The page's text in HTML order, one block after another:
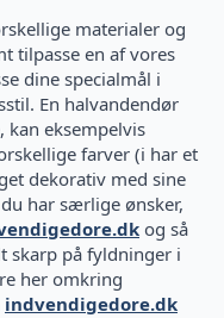
materialer og
tilpasse en af vores
dine specialmål i
En halvandendør
kan eksempelvis
farver (i har et
dekorativ med sine
har særlige ønsker,
og så
skarp på fyldninger i
her omkring
indvendigedore.dk